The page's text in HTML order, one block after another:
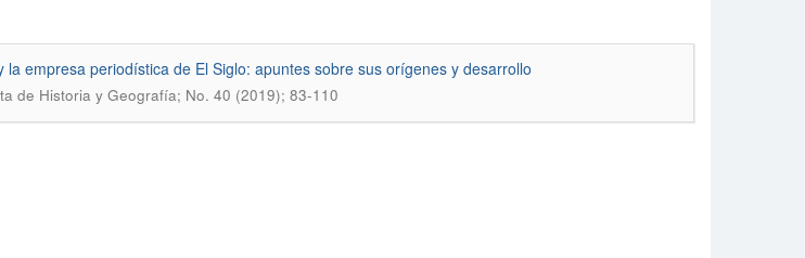
la empresa periodí­stica de El Siglo: apuntes sobre sus orí­genes y desarrollo
de Historia y Geografí­a; No. 40 (2019); 83-110